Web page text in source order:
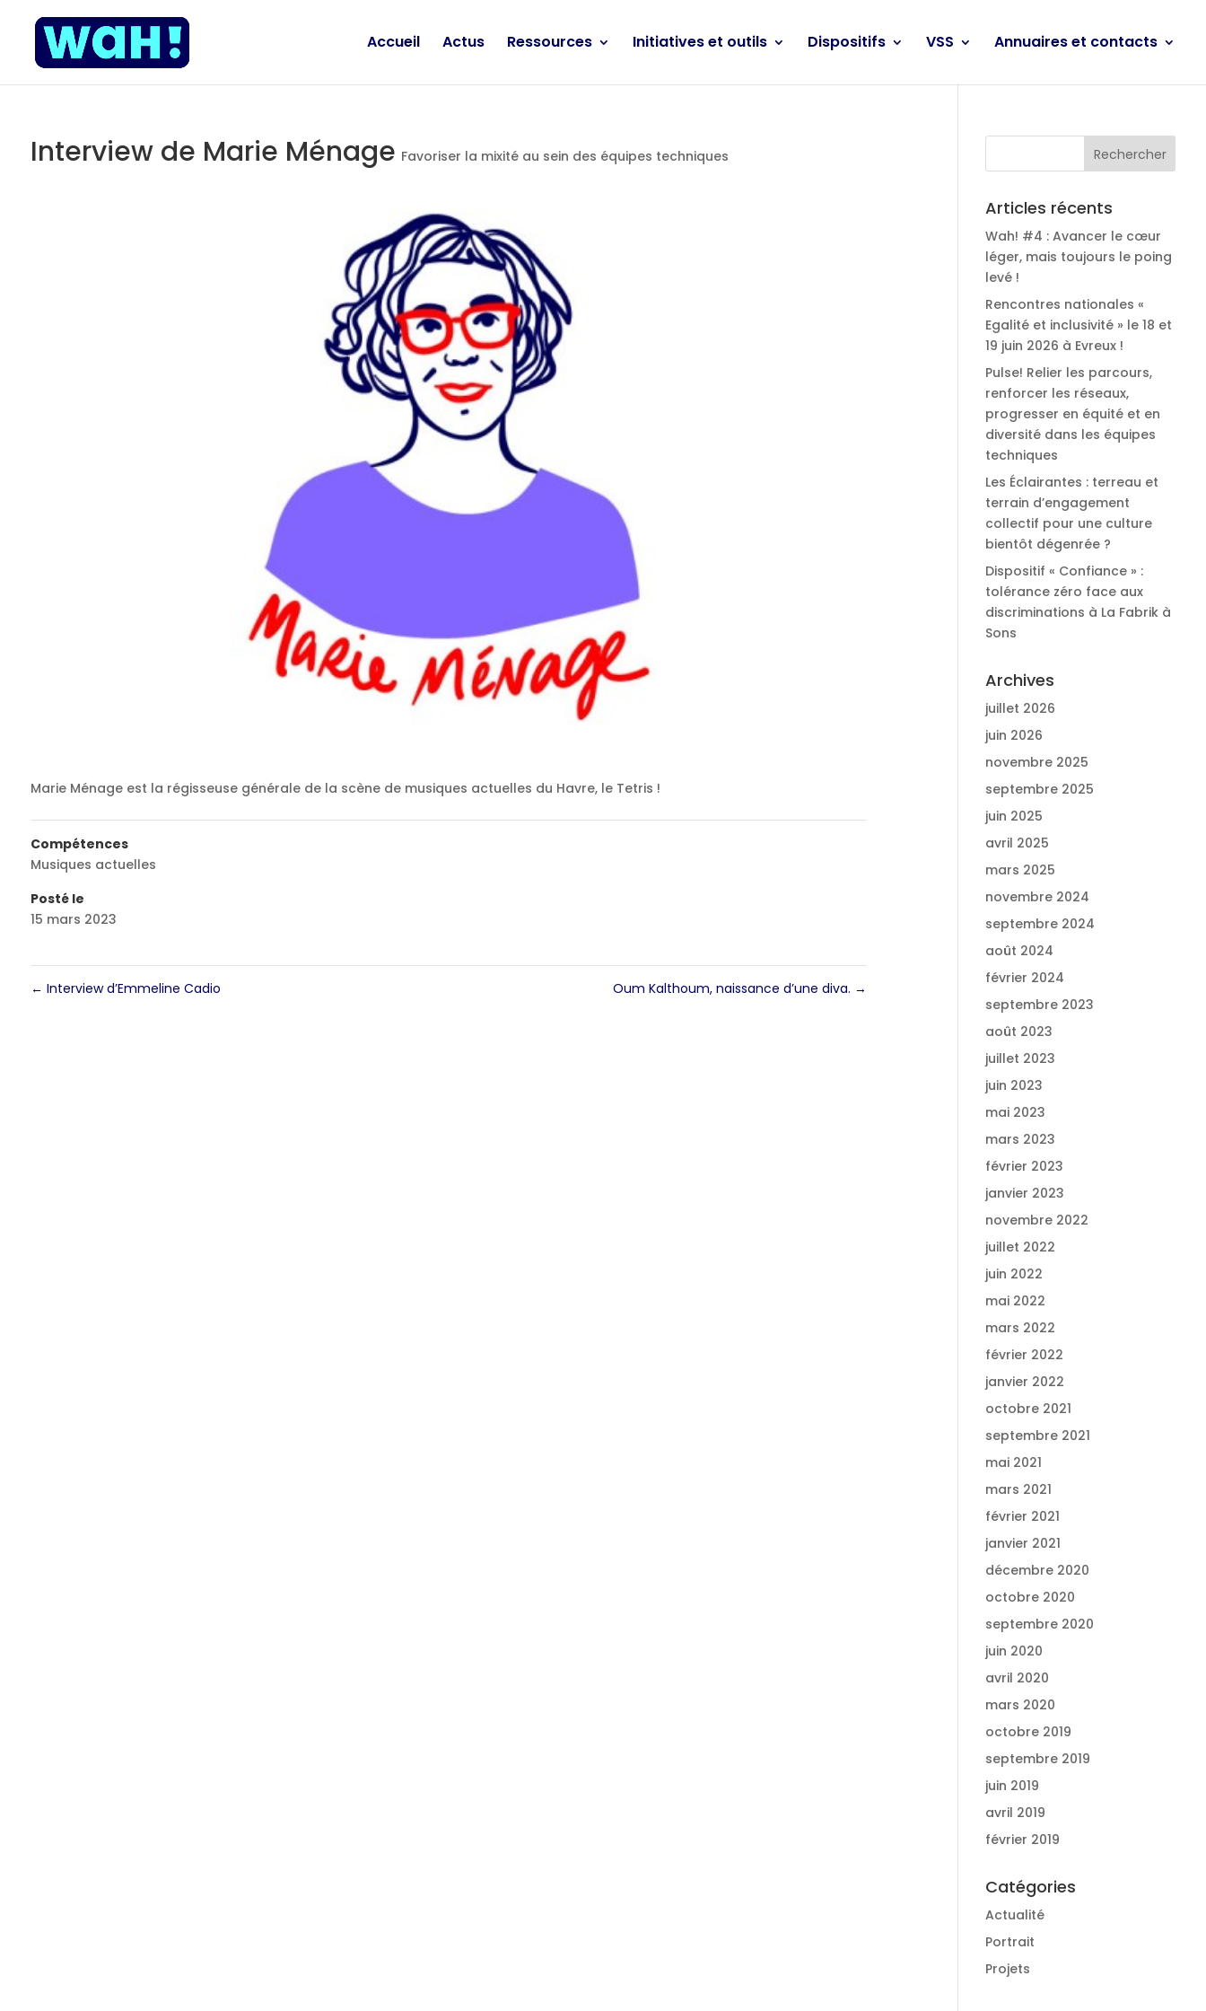
Accueil Actus Ressources Initiatives et outils Dispositifs VSS Annuaires et contacts
Interview de Marie Ménage Favoriser la mixité au sein des équipes techniques
Marie Ménage est la régisseuse générale de la scène de musiques actuelles du Havre, le Tetris !
Compétences
Musiques actuelles
Posté le
15 mars 2023
← Interview d’Emmeline Cadio Oum Kalthoum, naissance d’une diva. →
Articles récents
Wah! #4 : Avancer le cœur
léger, mais toujours le poing
levé !
Rencontres nationales «
Egalité et inclusivité » le 18 et
19 juin 2026 à Evreux !
Pulse! Relier les parcours,
renforcer les réseaux,
progresser en équité et en
diversité dans les équipes
techniques
Les Éclairantes : terreau et
terrain d’engagement
collectif pour une culture
bientôt dégenrée ?
Dispositif « Confiance » :
tolérance zéro face aux
discriminations à La Fabrik à
Sons
Archives
juillet 2026
juin 2026
novembre 2025
septembre 2025
juin 2025
avril 2025
mars 2025
novembre 2024
septembre 2024
août 2024
février 2024
septembre 2023
août 2023
juillet 2023
juin 2023
mai 2023
mars 2023
février 2023
janvier 2023
novembre 2022
juillet 2022
juin 2022
mai 2022
mars 2022
février 2022
janvier 2022
octobre 2021
septembre 2021
mai 2021
mars 2021
février 2021
janvier 2021
décembre 2020
octobre 2020
septembre 2020
juin 2020
avril 2020
mars 2020
octobre 2019
septembre 2019
juin 2019
avril 2019
février 2019
Catégories
Actualité
Portrait
Projets